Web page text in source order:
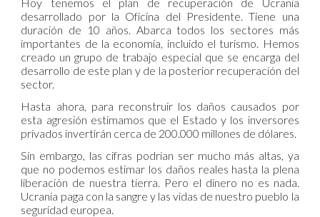
desarrollado por la Oficina del Presidente. Tiene una
duración de 10 años. Abarca todos los sectores más
importantes de la economía, incluido el turismo. Hemos
creado un grupo de trabajo especial que se encarga del
desarrollo de este plan y de la posterior recuperación del
sector.
Hasta ahora, para reconstruir los daños causados por
esta agresión estimamos que el Estado y los inversores
privados invertirán cerca de 200.000 millones de dólares.
Sin embargo, las cifras podrían ser mucho más altas, ya
que no podemos estimar los daños reales hasta la plena
liberación de nuestra tierra. Pero el dinero no es nada.
Ucrania paga con la sangre y las vidas de nuestro pueblo la
seguridad europea.